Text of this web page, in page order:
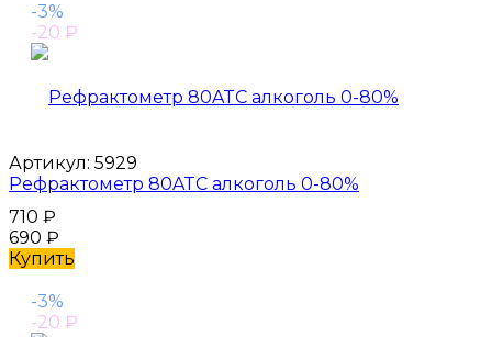
-3%
-20 ₽
Артикул: 5929
Рефрактометр 80ATC алкоголь 0-80%
710 ₽
690 ₽
Купить
-3%
-20 ₽